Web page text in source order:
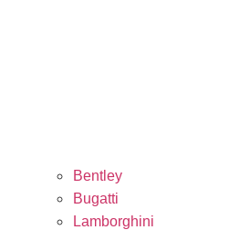
Bentley
Bugatti
Lamborghini